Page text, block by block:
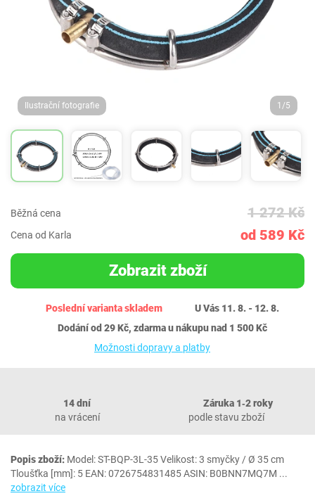
Ilustrační fotografie 1/5
Běžná cena 1 272 Kč
Cena od Karla od 589 Kč
Zobrazit zboží
Poslední varianta skladem
U Vás 11. 8. - 12. 8.
Dodání od 29 Kč, zdarma u nákupu nad 1 500 Kč
Možnosti dopravy a platby
14 dní
na vrácení
Záruka 1‐2 roky
podle stavu zboží
Popis zboží: Model: ‎ST-BQP-3L-35 Velikost: 3 smyčky / Ø 35 cm
Tloušťka [mm]: 5 EAN: 0726754831485 ASIN: B0BNN7MQ7M ...
zobrazit více